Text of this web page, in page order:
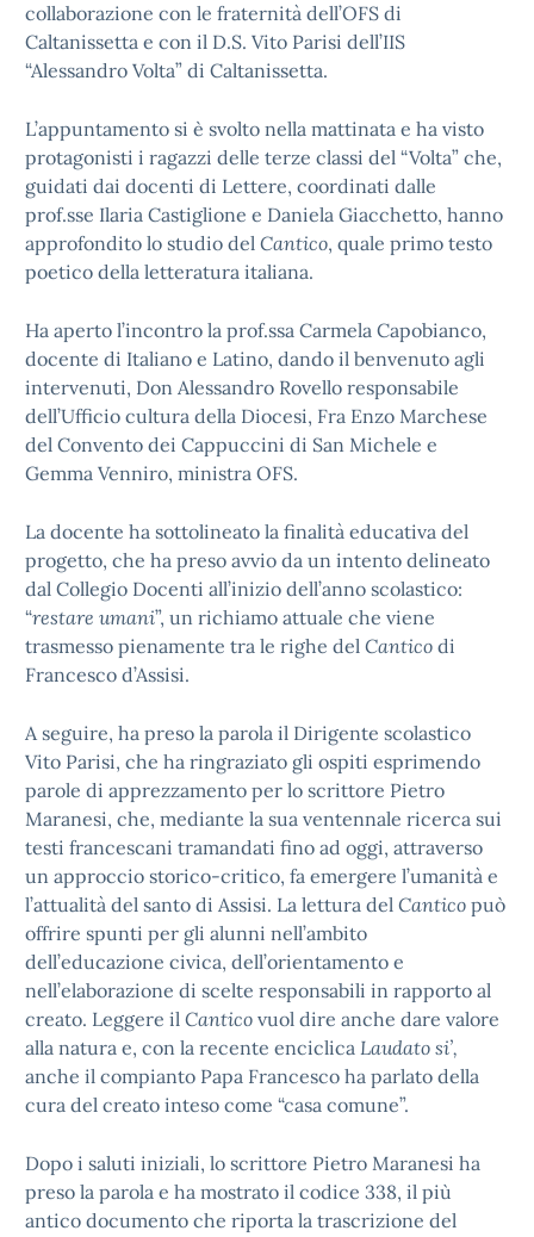
collaborazione con le fraternità dell’OFS di
Caltanissetta e con il D.S. Vito Parisi dell’IIS
“Alessandro Volta” di Caltanissetta.
L’appuntamento si è svolto nella mattinata e ha visto
protagonisti i ragazzi delle terze classi del “Volta” che,
guidati dai docenti di Lettere, coordinati dalle
prof.sse Ilaria Castiglione e Daniela Giacchetto, hanno
approfondito lo studio del Cantico, quale primo testo
poetico della letteratura italiana.
Ha aperto l’incontro la prof.ssa Carmela Capobianco,
docente di Italiano e Latino, dando il benvenuto agli
intervenuti, Don Alessandro Rovello responsabile
dell’Ufficio cultura della Diocesi, Fra Enzo Marchese
del Convento dei Cappuccini di San Michele e
Gemma Venniro, ministra OFS.
La docente ha sottolineato la finalità educativa del
progetto, che ha preso avvio da un intento delineato
dal Collegio Docenti all’inizio dell’anno scolastico:
“restare umani”, un richiamo attuale che viene
trasmesso pienamente tra le righe del Cantico di
Francesco d’Assisi.
A seguire, ha preso la parola il Dirigente scolastico
Vito Parisi, che ha ringraziato gli ospiti esprimendo
parole di apprezzamento per lo scrittore Pietro
Maranesi, che, mediante la sua ventennale ricerca sui
testi francescani tramandati fino ad oggi, attraverso
un approccio storico-critico, fa emergere l’umanità e
l’attualità del santo di Assisi. La lettura del Cantico può
offrire spunti per gli alunni nell’ambito
dell’educazione civica, dell’orientamento e
nell’elaborazione di scelte responsabili in rapporto al
creato. Leggere il Cantico vuol dire anche dare valore
alla natura e, con la recente enciclica Laudato si’,
anche il compianto Papa Francesco ha parlato della
cura del creato inteso come “casa comune”.
Dopo i saluti iniziali, lo scrittore Pietro Maranesi ha
preso la parola e ha mostrato il codice 338, il più
antico documento che riporta la trascrizione del